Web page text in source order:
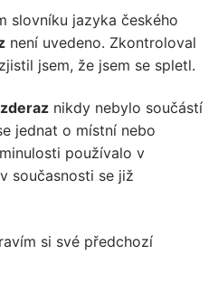
slovníku jazyka českého
není uvedeno. Zkontroloval
jsem, že jsem se spletl.
zderaz nikdy nebylo součástí
jednat o místní nebo
používalo v
současnosti se již
si své předchozí